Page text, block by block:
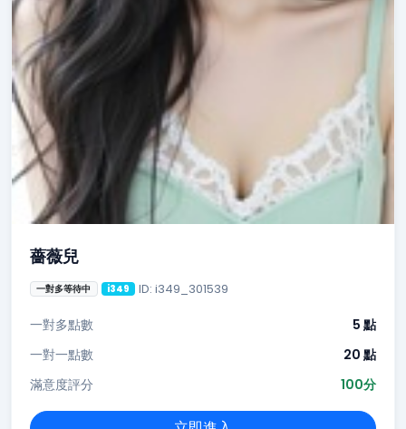
薔薇兒
一對多等待中 i349 ID: i349_301539
一對多點數
5 點
一對一點數
20 點
滿意度評分
100分